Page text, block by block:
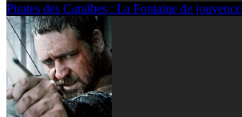
Pirates des Caraïbes : La Fontaine de jouvence